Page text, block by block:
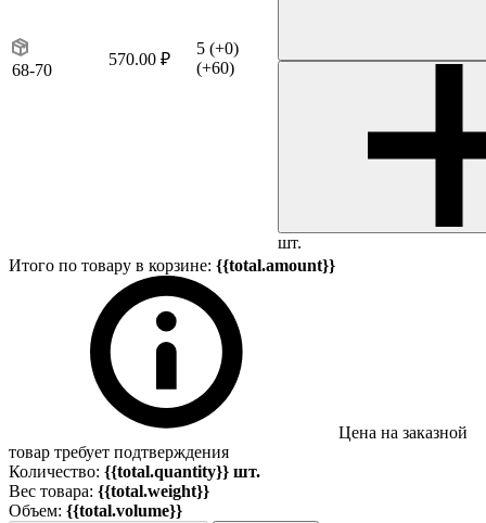
68-70
570.00 ₽
5 (+0)
(+60)
шт.
Итого по товару в корзине: {{total.amount}}
Цена на заказной
товар требует подтверждения
Количество: {{total.quantity}} шт.
Вес товара: {{total.weight}}
Объем: {{total.volume}}